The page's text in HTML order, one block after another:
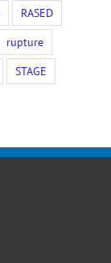
RASED
rupture
STAGE